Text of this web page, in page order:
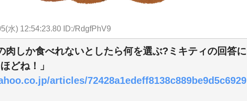
水) 12:54:23.80 ID:/RdgfPhV9
肉しか食べれないとしたら何を選ぶ?ミキティの回答に
どね！」
articles/72428a1edeff8138c889be9d5c6929